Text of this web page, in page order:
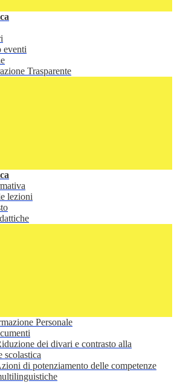
eventi
Trasparente
lezioni
Personale
dei divari e contrasto alla
scolastica
di potenziamento delle competenze